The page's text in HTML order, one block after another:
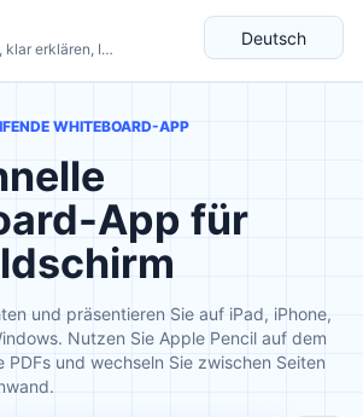
Ruhig schreiben, klar erklären, Ideen weiterdenken. Sprache
Deutsch
WHITEBOARD-APP
App für
und präsentieren Sie auf iPad, iPhone,
Nutzen Sie Apple Pencil auf dem
PDFs und wechseln Sie zwischen Seiten